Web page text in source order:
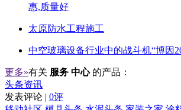
惠,质量好
太原防水工程施工
中空玻璃设备行业中的战斗机“博因
更多»有关 服务 中心 的产品：
头条资讯
发表评论 | 0评